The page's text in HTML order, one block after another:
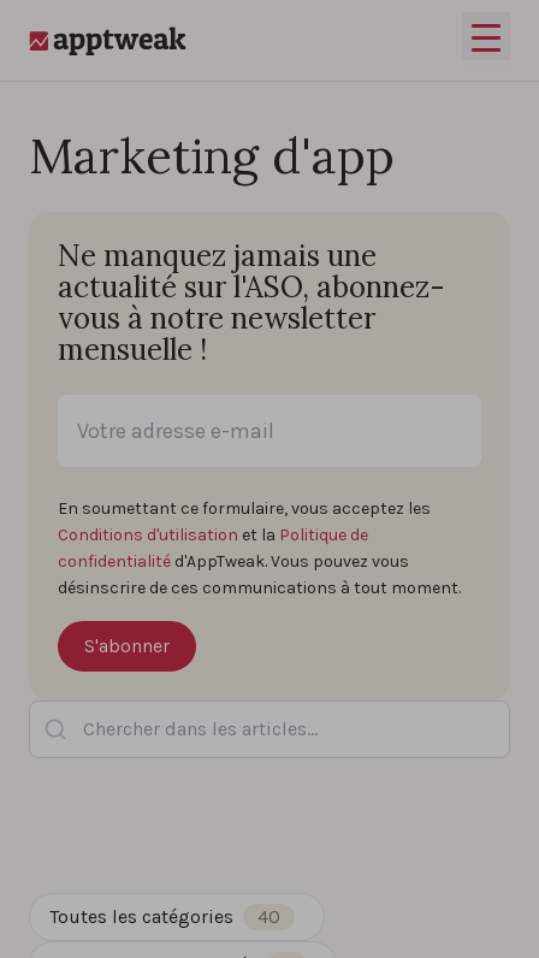
Marketing d'app
Ne manquez jamais une
actualité sur l'ASO, abonnez-
vous à notre newsletter
mensuelle !
En soumettant ce formulaire, vous acceptez les
Conditions d'utilisation et la Politique de
confidentialité d'AppTweak. Vous pouvez vous
désinscrire de ces communications à tout moment.
Chercher dans les articles...
Toutes les catégories 40